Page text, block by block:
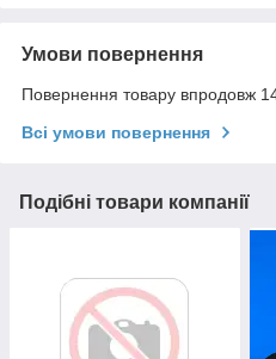
Умови повернення
Повернення товару впродовж
Всі умови повернення
Подібні товари компанії